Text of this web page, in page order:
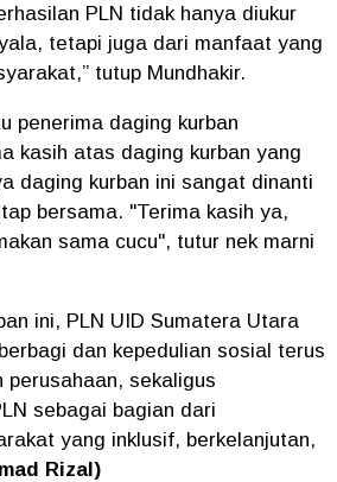
PLN tidak hanya diukur
tetapi juga dari manfaat yang
tutup Mundhakir.
penerima daging kurban
kasih atas daging kurban yang
daging kurban ini sangat dinanti
bersama. "Terima kasih ya,
sama cucu", tutur nek marni
ini, PLN UID Sumatera Utara
dan kepedulian sosial terus
perusahaan, sekaligus
sebagai bagian dari
yang inklusif, berkelanjutan,
Rizal)